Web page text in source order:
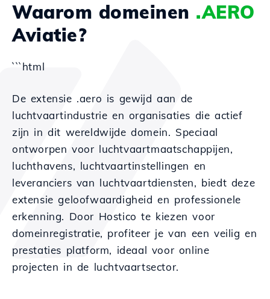
Waarom domeinen .AERO
Aviatie?
```html
De extensie .aero is gewijd aan de
luchtvaartindustrie en organisaties die actief
zijn in dit wereldwijde domein. Speciaal
ontworpen voor luchtvaartmaatschappijen,
luchthavens, luchtvaartinstellingen en
leveranciers van luchtvaartdiensten, biedt deze
extensie geloofwaardigheid en professionele
erkenning. Door Hostico te kiezen voor
domeinregistratie, profiteer je van een veilig en
prestaties platform, ideaal voor online
projecten in de luchtvaartsector.